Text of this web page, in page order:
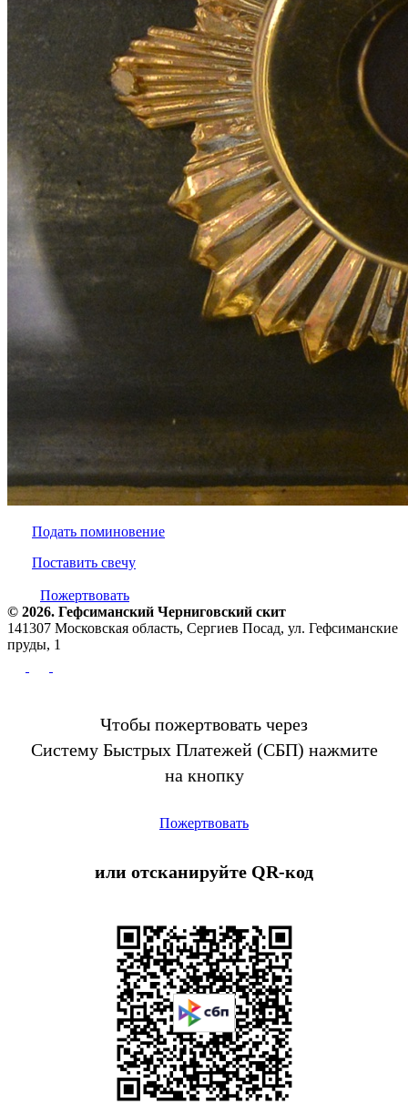
Подать поминовение
Поставить свечу
Пожертвовать
© 2026. Гефсиманский Черниговский cкит
141307 Московская область, Сергиев Посад, ул. Гефсиманские
пруды, 1
Чтобы пожертвовать через
Систему Быстрых Платежей (СБП) нажмите
на кнопку
Пожертвовать
или отсканируйте QR-код